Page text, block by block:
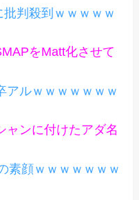
判殺到ｗｗｗｗｗ
をMatt化させて
アルｗｗｗｗｗｗｗ
ャンに付けたアダ名
素顔ｗｗｗｗｗｗｗ